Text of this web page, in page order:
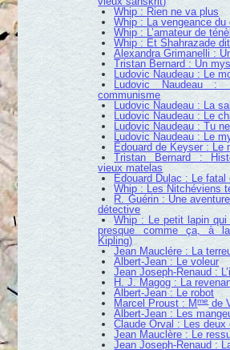
Whip : Rien ne va plus
Whip : La vengeance du
Whip : L’amateur de
Whip : Et Shahrazade
Alexandra Grimanelli :
Tristan Bernard : Un
Ludovic Naudeau : Le
Ludovic Naudeau
communisme
Ludovic Naudeau : La
Ludovic Naudeau : Le
Ludovic Naudeau : Tu
Ludovic Naudeau : Le
Édouard de Keyser : Le
Tristan Bernard :
vieux matelas
Edouard Dulac : Le fatal
Whip : Les Nitchéviens
R. Guérin : Une
détective
Whip : Le petit lapin
presque comme ça, à
Kipling)
Jean Mauclére : La
Albert-Jean : Le voleur
Jean Joseph-Renaud :
H. J. Magog : La
Albert-Jean : Le robot
Marcel Proust : Mmede
Albert-Jean : Les
Claude Orval : Les deux
Jean Mauclère : Le
Jean Joseph-Renaud :